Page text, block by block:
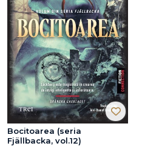
Bocitoarea (seria
Fjällbacka, vol.12)